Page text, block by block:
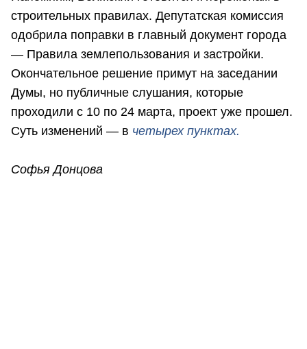
строительных правилах. Депутатская комиссия
одобрила поправки в главный документ города
— Правила землепользования и застройки.
Окончательное решение примут на заседании
Думы, но публичные слушания, которые
проходили с 10 по 24 марта, проект уже прошел.
Суть изменений — в четырех пунктах.
Софья Донцова